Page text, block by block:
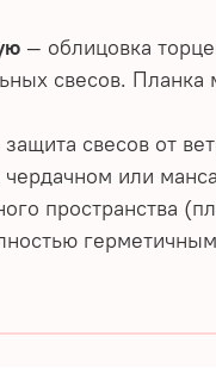
— облицовка
свесов.
свесов от
чердачном или
пространства